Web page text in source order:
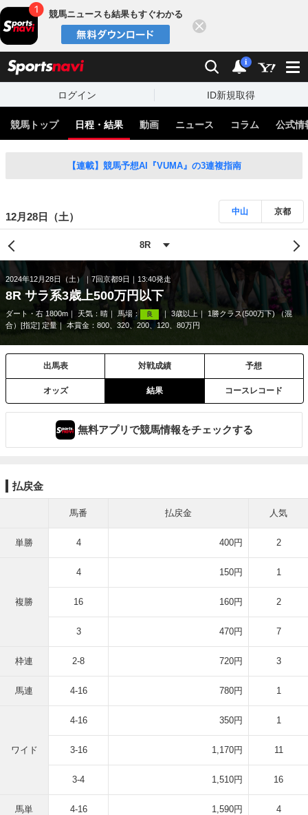
競馬ニュースも結果もすぐわかる
検索 通知
i
ログイン ID新規取得
競馬トップ 日程・結果 動画 ニュース コラム 公式情
【連載】競馬予想AI『VUMA』の3連複指南
12月28日（土） 中山 京都
2024年12月28日（土） 7回京都9日 13:40発走
8R サラ系3歳上500万円以下
ダート・右 1800m 天気： 晴 馬場： 良 3歳以上
1勝クラス(500万下) （混
合）[指定] 定量
本賞金：800、320、200、120、80万円
出馬表 対戦成績 予想
オッズ 結果 コースレコード
無料アプリで競馬情報をチェックする
払戻金
馬番 払戻金 人気
単勝 4 400円 2
複勝
4 150円 1
16 160円 2
3 470円 7
枠連 2-8 720円 3
馬連 4-16 780円 1
ワイド
4-16 350円 1
3-16 1,170円 11
3-4 1,510円 16
馬単 4-16 1,590円 4